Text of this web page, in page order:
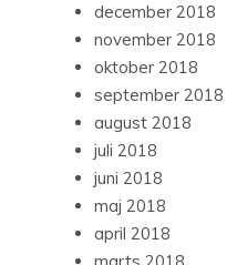
december 2018
november 2018
oktober 2018
september 2018
august 2018
juli 2018
juni 2018
maj 2018
april 2018